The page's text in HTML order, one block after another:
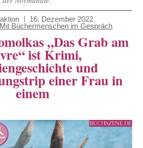
16. Dezember 2022
Mit Büchermenschen im Gespräch
„Das Grab am
ist Krimi,
und
einer Frau in
einem